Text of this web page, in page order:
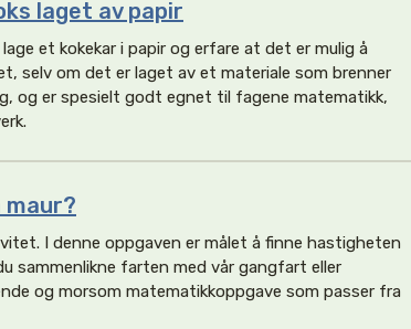
laget av papir
et kokekar i papir og erfare at det er mulig å
selv om det er laget av et materiale som brenner
og er spesielt godt egnet til fagene matematikk,
I denne oppgaven er målet å finne hastigheten
sammenlikne farten med vår gangfart eller
og morsom matematikkoppgave som passer fra